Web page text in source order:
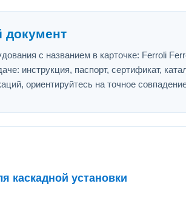
документ
с названием в карточке: Ferroli
инструкция, паспорт, сертификат,
ориентируйтесь на точное
каскадной установки